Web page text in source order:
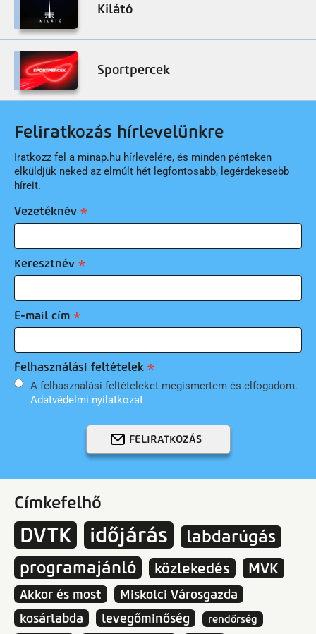
Kilátó
Sportpercek
Feliratkozás hírlevelünkre
Iratkozz fel a minap.hu hírlevelére, és minden pénteken
elküldjük neked az elmúlt hét legfontosabb, legérdekesebb
híreit.
Vezetéknév
Keresztnév
E-mail cím
Felhasználási feltételek
A felhasználási feltételeket megismertem és elfogadom.
Adatvédelmi nyilatkozat
FELIRATKOZÁS
Címkefelhő
DVTK időjárás
labdarúgás
programajánló
közlekedés MVK
Akkor és most
Miskolci Városgazda
kosárlabda
levegőminőség
rendőrség